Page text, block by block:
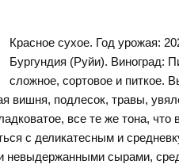
Красное сухое. Год урожая:
Бургундия (Руйи). Виноград:
сложное, сортовое и питкое.
вишня, подлесок, травы,
все те же тона,
с деликатесным и
сырами,